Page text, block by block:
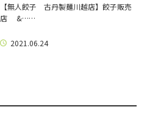
【無人餃子 古丹製麺川越店】餃子販売
店 &……
2021.06.24